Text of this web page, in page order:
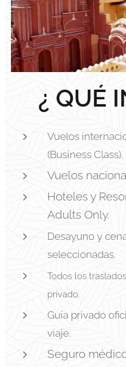
¿ QUÉ
Vuelos
(Business Class).
Vuelos
Hoteles y
Adults Only.
Desayuno y
seleccionadas.
Todos los
privado.
Guía privado
viaje.
Seguro